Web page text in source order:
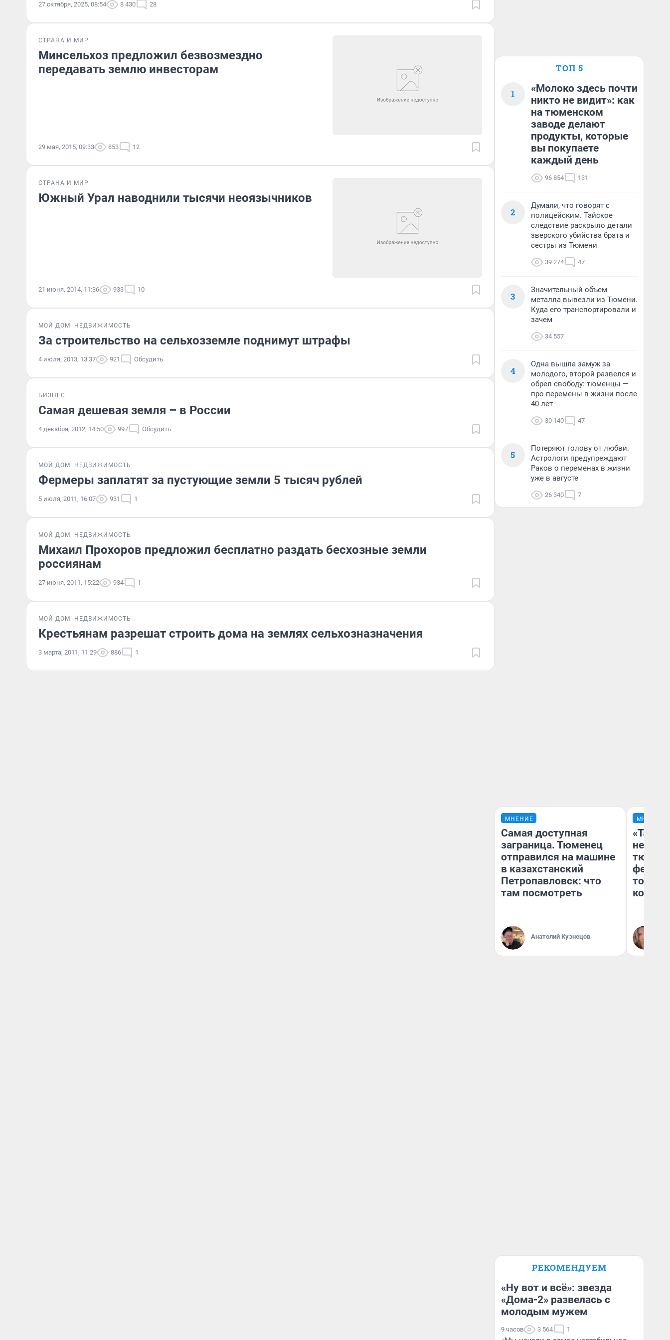
27 октября, 2025, 08:54 8 430 28
СТРАНА И МИР
Минсельхоз предложил безвозмездно
передавать землю инвесторам
29 мая, 2015, 09:33 853 12
СТРАНА И МИР
Южный Урал наводнили тысячи неоязычников
21 июня, 2014, 11:36 933 10
МОЙ ДОМ НЕДВИЖИМОСТЬ
За строительство на сельхозземле поднимут штрафы
4 июля, 2013, 13:37 921 Обсудить
БИЗНЕС
Самая дешевая земля – в России
4 декабря, 2012, 14:50 997 Обсудить
МОЙ ДОМ НЕДВИЖИМОСТЬ
Фермеры заплатят за пустующие земли 5 тысяч рублей
5 июля, 2011, 16:07 931 1
МОЙ ДОМ НЕДВИЖИМОСТЬ
Михаил Прохоров предложил бесплатно раздать бесхозные земли
россиянам
27 июня, 2011, 15:22 934 1
МОЙ ДОМ НЕДВИЖИМОСТЬ
Крестьянам разрешат строить дома на землях сельхозназначения
3 марта, 2011, 11:29 886 1
ТОП 5
1
«Молоко здесь почти
никто не видит»: как
на тюменском
заводе делают
продукты, которые
вы покупаете
каждый день
96 854 131
2
Думали, что говорят с
полицейским. Тайское
следствие раскрыло детали
зверского убийства брата и
сестры из Тюмени
39 274 47
3
Значительный объем
металла вывезли из Тюмени.
Куда его транспортировали и
зачем
34 557
4
Одна вышла замуж за
молодого, второй развелся и
обрел свободу: тюменцы —
про перемены в жизни после
40 лет
30 140 47
5
Потеряют голову от любви.
Астрологи предупреждают
Раков о переменах в жизни
уже в августе
26 340 7
МНЕНИЕ
Самая доступная
заграница. Тюменец
отправился на машине
в казахстанский
Петропавловск: что
там посмотреть
Анатолий Кузнецов
МНЕНИЕ
не
РЕКОМЕНДУЕМ
«Ну вот и всё»: звезда
«Дома-2» развелась с
молодым мужем
9 часов 3 564 1